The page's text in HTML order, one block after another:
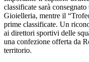
classificate sarà
Gioielleria, mentre il
prime classificate. Un
ai direttori sportivi delle
una confezione offerta da
territorio.